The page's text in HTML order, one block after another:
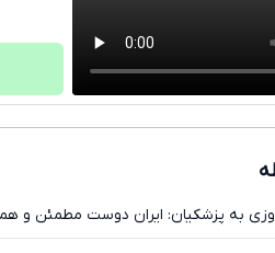
به پزشکیان: ایران دوست مطمئن